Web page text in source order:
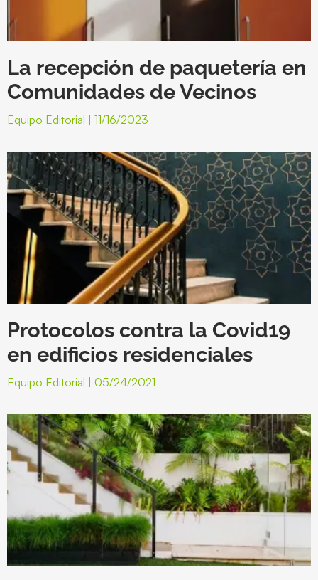
La recepción de paquetería en
Comunidades de Vecinos
Equipo Editorial 11/16/2023
Protocolos contra la Covid19
en edificios residenciales
Equipo Editorial 05/24/2021